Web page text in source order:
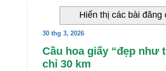
Hiển thị các bài
30 thg 3, 2026
Cầu hoa giấy “đẹp
chỉ 30 km